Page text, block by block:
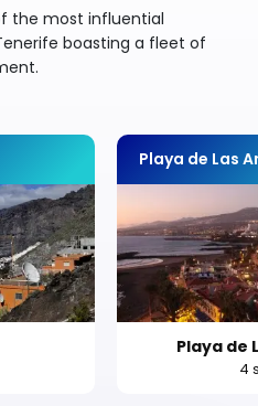
the most influential
boasting a fleet of
Playa de Las
Playa de
4